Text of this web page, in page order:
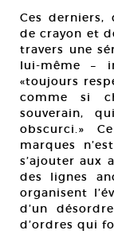
Ces derniers,
de crayon et
travers une
lui-même –
«toujours
comme si
souverain,
obscurci.»
marques
s’ajouter aux
des lignes
organisent
d’un
d’ordres qui